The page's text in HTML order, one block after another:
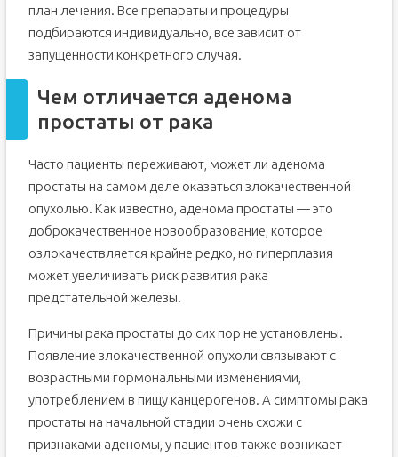
план лечения. Все препараты и процедуры
подбираются индивидуально, все зависит от
запущенности конкретного случая.
Чем отличается аденома
простаты от рака
Часто пациенты переживают, может ли аденома
простаты на самом деле оказаться злокачественной
опухолью. Как известно, аденома простаты — это
доброкачественное новообразование, которое
озлокачествляется крайне редко, но гиперплазия
может увеличивать риск развития рака
предстательной железы.
Причины рака простаты до сих пор не установлены.
Появление злокачественной опухоли связывают с
возрастными гормональными изменениями,
употреблением в пищу канцерогенов. А симптомы рака
простаты на начальной стадии очень схожи с
признаками аденомы, у пациентов также возникает